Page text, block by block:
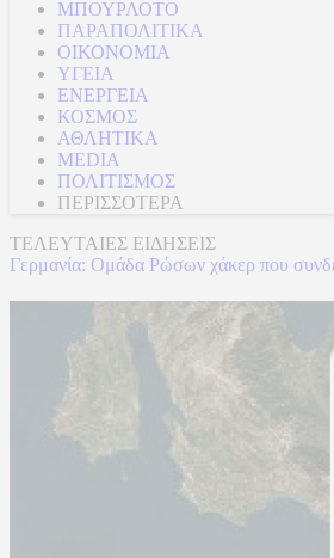
ΜΠΟΥΡΛΟΤΟ
ΠΑΡΑΠΟΛΙΤΙΚΑ
ΟΙΚΟΝΟΜΙΑ
ΥΓΕΙΑ
ΕΝΕΡΓΕΙΑ
ΚΟΣΜΟΣ
ΑΘΛΗΤΙΚΑ
MEDIA
ΠΟΛΙΤΙΣΜΟΣ
ΠΕΡΙΣΣΟΤΕΡΑ
ΤΕΛΕΥΤΑΙΕΣ ΕΙΔΗΣΕΙΣ
Γερμανία: Ομάδα Ρώσων χάκερ που